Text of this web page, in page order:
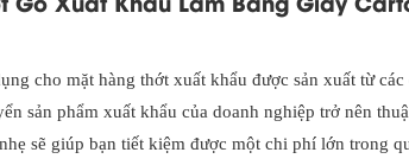
cho mặt hàng thớt xuất khẩu được sản xuất từ
sản phẩm xuất khẩu của doanh nghiệp trở nên
sẽ giúp bạn tiết kiệm được một chi phí lớn trong